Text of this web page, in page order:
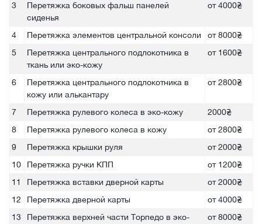
3
Перетяжка боковых фальш панелей
сиденья
от 4000₴
4 Перетяжка элементов центральной консоли
от 8000₴
5
Перетяжка центрального подлокотника в
ткань или эко-кожу
от 1600₴
6
Перетяжка центрального подлокотника в
кожу или алькантару
от 2800₴
7 Перетяжка рулевого колеса в эко-кожу
2000₴
8
Перетяжка рулевого колеса в кожу
от 2800₴
9
Перетяжка крышки руля
от 2000₴
10
Перетяжка ручки КПП
от 1200₴
11
Перетяжка вставки дверной карты
от 2000₴
12
Перетяжка дверной карты
от 4000₴
13
Перетяжка верхней части Торпедо в эко-
от 8000₴